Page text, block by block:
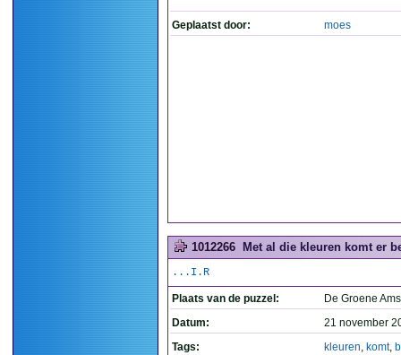
Geplaatst door: moes
1012266 Met al die kleuren komt er
...I.R
Plaats van de puzzel:
De Groene
Datum:
21 november
Tags:
kleuren, komt,